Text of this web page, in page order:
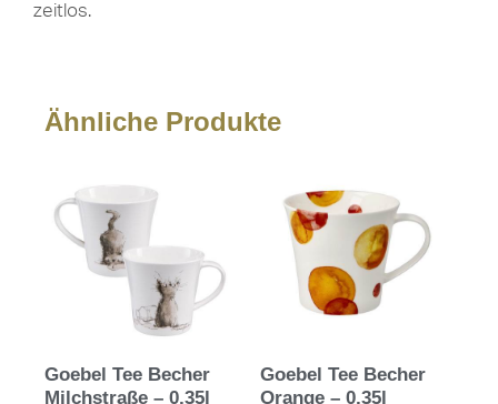
zeitlos.
Ähnliche Produkte
Goebel Tee Becher
Milchstraße – 0,35l
Goebel Tee Becher
Orange – 0,35l